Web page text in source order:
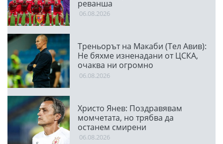
реванша
06.08.2026
Треньорът на Макаби (Тел Авив):
Не бяхме изненадани от ЦСКА,
очаква ни огромно
предизвикателство
06.08.2026
Христо Янев: Поздравявам
момчетата, но трябва да
останем смирени
06.08.2026